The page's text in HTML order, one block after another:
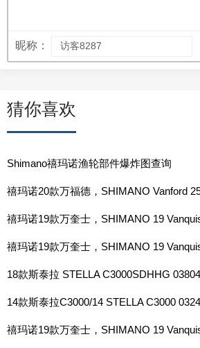
昵称：
猜你喜欢
Shimano禧玛诺渔轮部件爆炸图查询
禧玛诺20款万福德，SHIMANO Vanford
禧玛诺19款万奎士，SHIMANO 19
禧玛诺19款万奎士，SHIMANO 19
18款斯泰拉 STELLA C3000SDHHG 03804
14款斯泰拉C3000/14 STELLA C3000
禧玛诺19款万奎士，SHIMANO 19